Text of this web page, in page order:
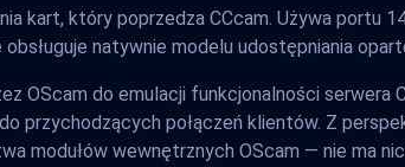
kart, który poprzedza CCcam. Używa portu
natywnie modelu udostępniania
OScam do emulacji funkcjonalności serwera
przychodzących połączeń klientów. Z
modułów wewnętrznych OScam — nie ma